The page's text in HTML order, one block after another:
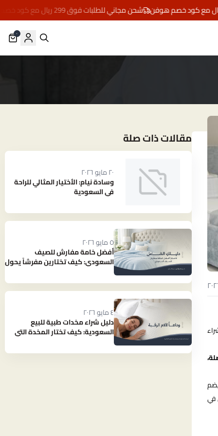
شحن مجاني للطلبات فوق 299 ريال مع كود خصم هوفن
٠
في
مقالات ذات صلة
٢٠ مايو ٢٠٢٦
وسادة نيام: الأختيار المثالي للراحة
في السعودية
٥ مايو ٢٠٢٦
أفضل خامة مفارش للصيف
السعودي: كيف تختارين مفرشاً يحول
٤ مايو ٢٠٢٦
دليل شراء مخدات طبية للبيع
السعودية: كيف تختار المخدة التي